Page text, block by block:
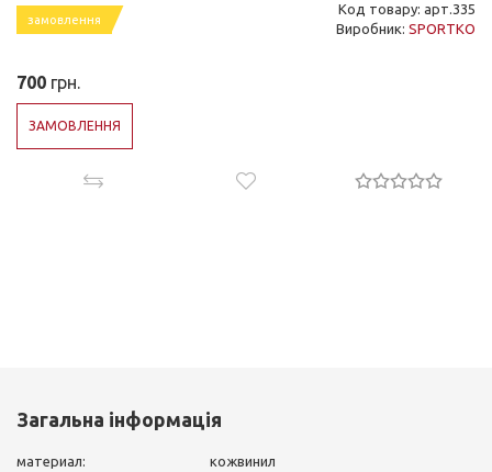
замовлення
Код товару: арт.335
Виробник: SPORTKO
700 грн.
ЗАМОВЛЕННЯ
Загальна інформація
материал:
кожвинил